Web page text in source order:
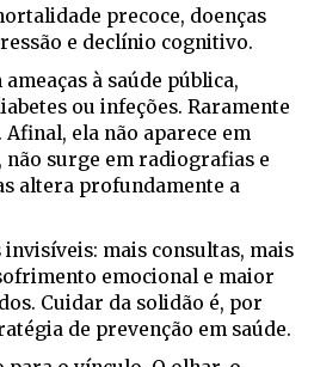
precoce, doenças
e declínio cognitivo.
à saúde pública,
ou infeções. Raramente
ela não aparece em
surge em radiografias e
altera profundamente a
invisíveis: mais consultas, mais
emocional e maior
Cuidar da solidão é, por
de prevenção em saúde.